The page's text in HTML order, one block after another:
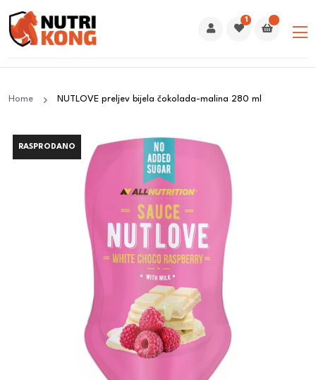
1
Home NUTLOVE preljev bijela čokolada-malina 280 ml
RASPRODANO